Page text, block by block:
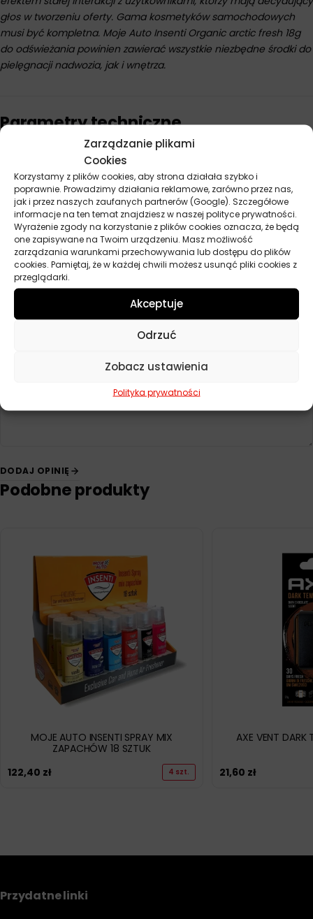
Zarządzanie plikami
Cookies
Korzystamy z plików cookies, aby strona działała szybko i
poprawnie. Prowadzimy działania reklamowe, zarówno przez nas,
jak i przez naszych zaufanych partnerów (Google). Szczegółowe
informacje na ten temat znajdziesz w naszej polityce prywatności.
Wyrażenie zgody na korzystanie z plików cookies oznacza, że będą
one zapisywane na Twoim urządzeniu. Masz możliwość
zarządzania warunkami przechowywania lub dostępu do plików
cookies. Pamiętaj, że w każdej chwili możesz usunąć pliki cookies z
przeglądarki.
Akceptuje
Odrzuć
Zobacz ustawienia
Polityka prywatności
głos w tworzeniu oferty. Gama kosmetyków samochodowych
musi być kompletna. Moje Auto Insenti Organic arctic fresh 18g
do odświeżania powinien zawierać wszystkie niezbędne środki do
pielęgnacji nadwozia, jak i wnętrza.
Parametry techniczne
Opinie
Na razie nie ma opinii o produkcie.
Dodaj opinię
DODAJ OPINIĘ
Podobne produkty
MOJE AUTO INSENTI SPRAY MIX
ZAPACHÓW 18 SZTUK
122,40 zł 4 szt.
AXE VENT
21,60 zł
Przydatne linki